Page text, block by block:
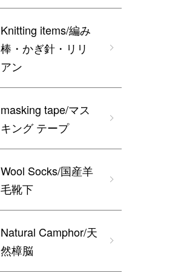
Knitting items/編み
棒・かぎ針・リリ
アン
masking tape/マス
キング テープ
Wool Socks/国産羊
毛靴下
Natural Camphor/天
然樟脳